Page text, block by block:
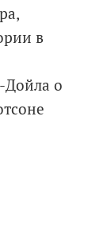
в
Дойла о
ждет
и